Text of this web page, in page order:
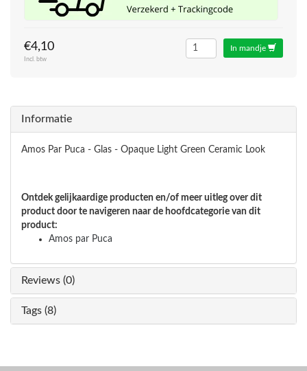
€4,10
Incl. btw
In mandje
Informatie
Amos Par Puca - Glas - Opaque Light Green Ceramic Look
Ontdek gelijkaardige producten en/of meer uitleg over dit
product door te navigeren naar de hoofdcategorie van dit
product:
Amos par Puca
Reviews (0)
Tags (8)